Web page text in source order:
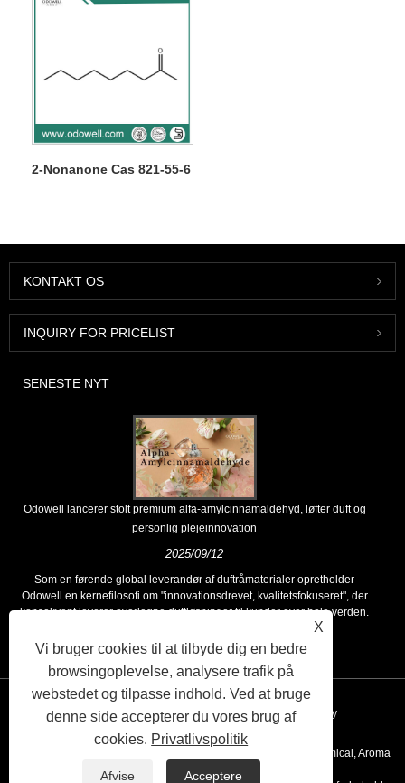
2-Nonanone Cas 821-55-6
KONTAKT OS
INQUIRY FOR PRICELIST
SENESTE NYT
Odowell lancerer stolt premium alfa-amylcinnamaldehyd, løfter duft og
personlig plejeinnovation
2025/09/12
Som en førende global leverandør af duftråmaterialer opretholder
Odowell en kernefilosofi om "innovationsdrevet, kvalitetsfokuseret", der
konsekvent leverer overlegne duftløsninger til kunder over hele verden.
Links Sitemap RSS XML Privacy Policy
Copyright © 2020 Kunshan Odowell co., Ltd - China Aroma Chemical, Aroma
X
Vi bruger cookies til at tilbyde dig en bedre
browsingoplevelse, analysere trafik på
webstedet og tilpasse indhold. Ved at bruge
denne side accepterer du vores brug af
cookies. Privatlivspolitik
Afvise Acceptere